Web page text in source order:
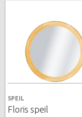
SPEIL
Floris speil